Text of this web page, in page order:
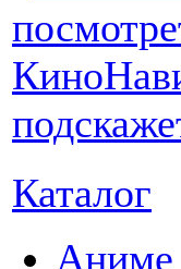
Каталог
Аниме